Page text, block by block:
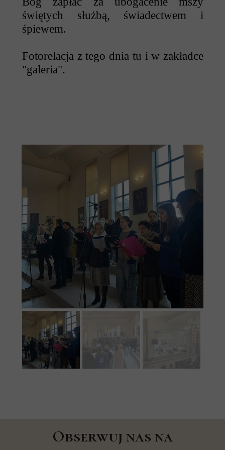
świętych służbą, świadectwem i
śpiewem.
Fotorelacja z tego dnia tu i w zakładce
"galeria".
Obserwuj nas na